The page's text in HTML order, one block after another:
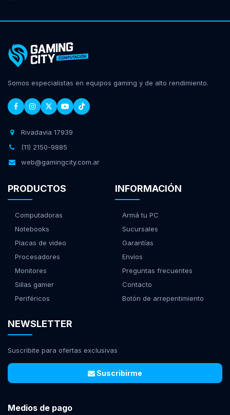
Somos especialistas en equipos gaming y de alto rendimiento.
Rivadavia 17939
(11) 2150-9885
web@gamingcity.com.ar
PRODUCTOS
Computadoras
Notebooks
Placas de video
Procesadores
Monitores
Sillas gamer
Periféricos
INFORMACIÓN
Armá tu PC
Sucursales
Garantías
Envíos
Preguntas frecuentes
Contacto
Botón de arrepentimiento
NEWSLETTER
Suscribite para ofertas exclusivas
Suscribirme
Medios de pago